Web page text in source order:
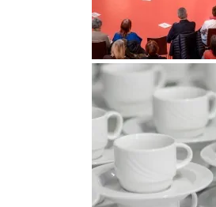
DGGO_23_068
DGGO_23_082